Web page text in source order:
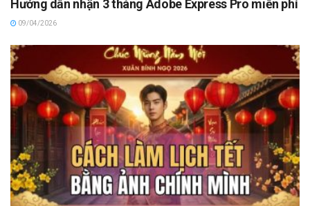
Hướng dẫn nhận 3 tháng Adobe Express Pro miễn phí
09/04/2026